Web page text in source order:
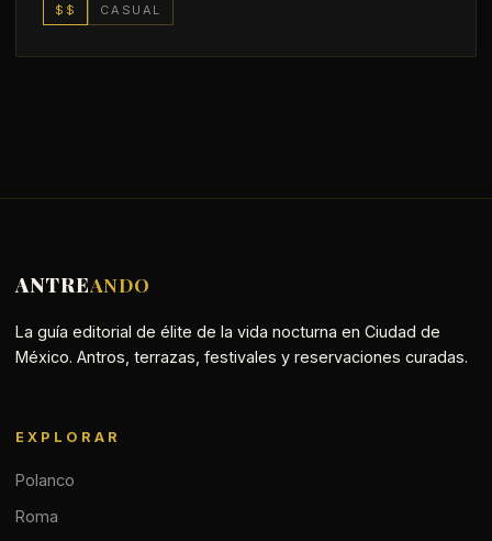
$$ CASUAL
ANTREANDO
La guía editorial de élite de la vida nocturna en Ciudad de
México. Antros, terrazas, festivales y reservaciones curadas.
EXPLORAR
Polanco
Roma